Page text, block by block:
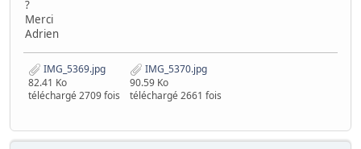
?
Merci
Adrien
IMG_5369.jpg
82.41 Ko
téléchargé 2709 fois
IMG_5370.jpg
90.59 Ko
téléchargé 2661 fois